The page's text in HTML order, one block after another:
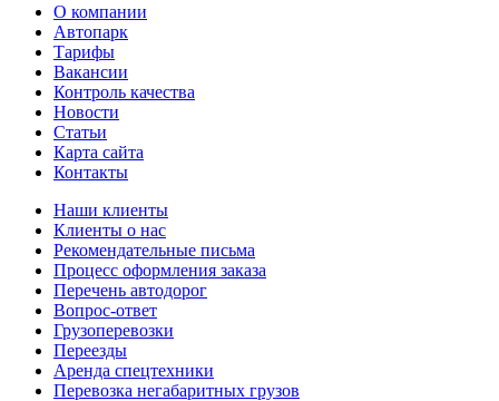
О компании
Автопарк
Тарифы
Вакансии
Контроль качества
Новости
Статьи
Карта сайта
Контакты
Наши клиенты
Клиенты о нас
Рекомендательные письма
Процесс оформления заказа
Перечень автодорог
Вопрос-ответ
Грузоперевозки
Переезды
Аренда спецтехники
Перевозка негабаритных грузов